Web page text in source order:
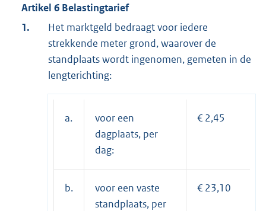
Artikel 6 Belastingtarief
1.
Het marktgeld bedraagt voor iedere
strekkende meter grond, waarover de
standplaats wordt ingenomen, gemeten in de
lengterichting:
a.
voor een
dagplaats, per
dag:
€ 2,45
b.
voor een vaste
standplaats, per
€ 23,10